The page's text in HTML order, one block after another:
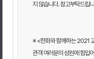
지 않습니다. 참고부탁드립
※ <한화와 함께하는 2021
관객 여러분의 성원에 힘입